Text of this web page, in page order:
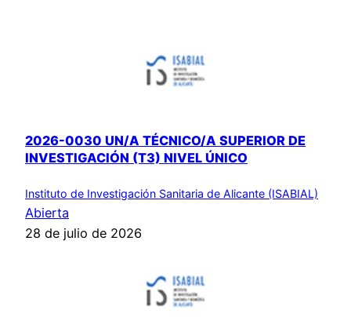
2026-0030 UN/A TÉCNICO/A SUPERIOR DE
INVESTIGACIÓN (T3) NIVEL ÚNICO
Instituto de Investigación Sanitaria de Alicante (ISABIAL)
Abierta
28 de julio de 2026